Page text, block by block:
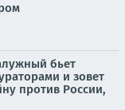
бьет
и зовет
против России,